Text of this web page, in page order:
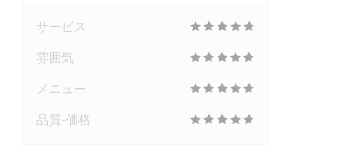
サービス
雰囲気
メニュー
品質-価格